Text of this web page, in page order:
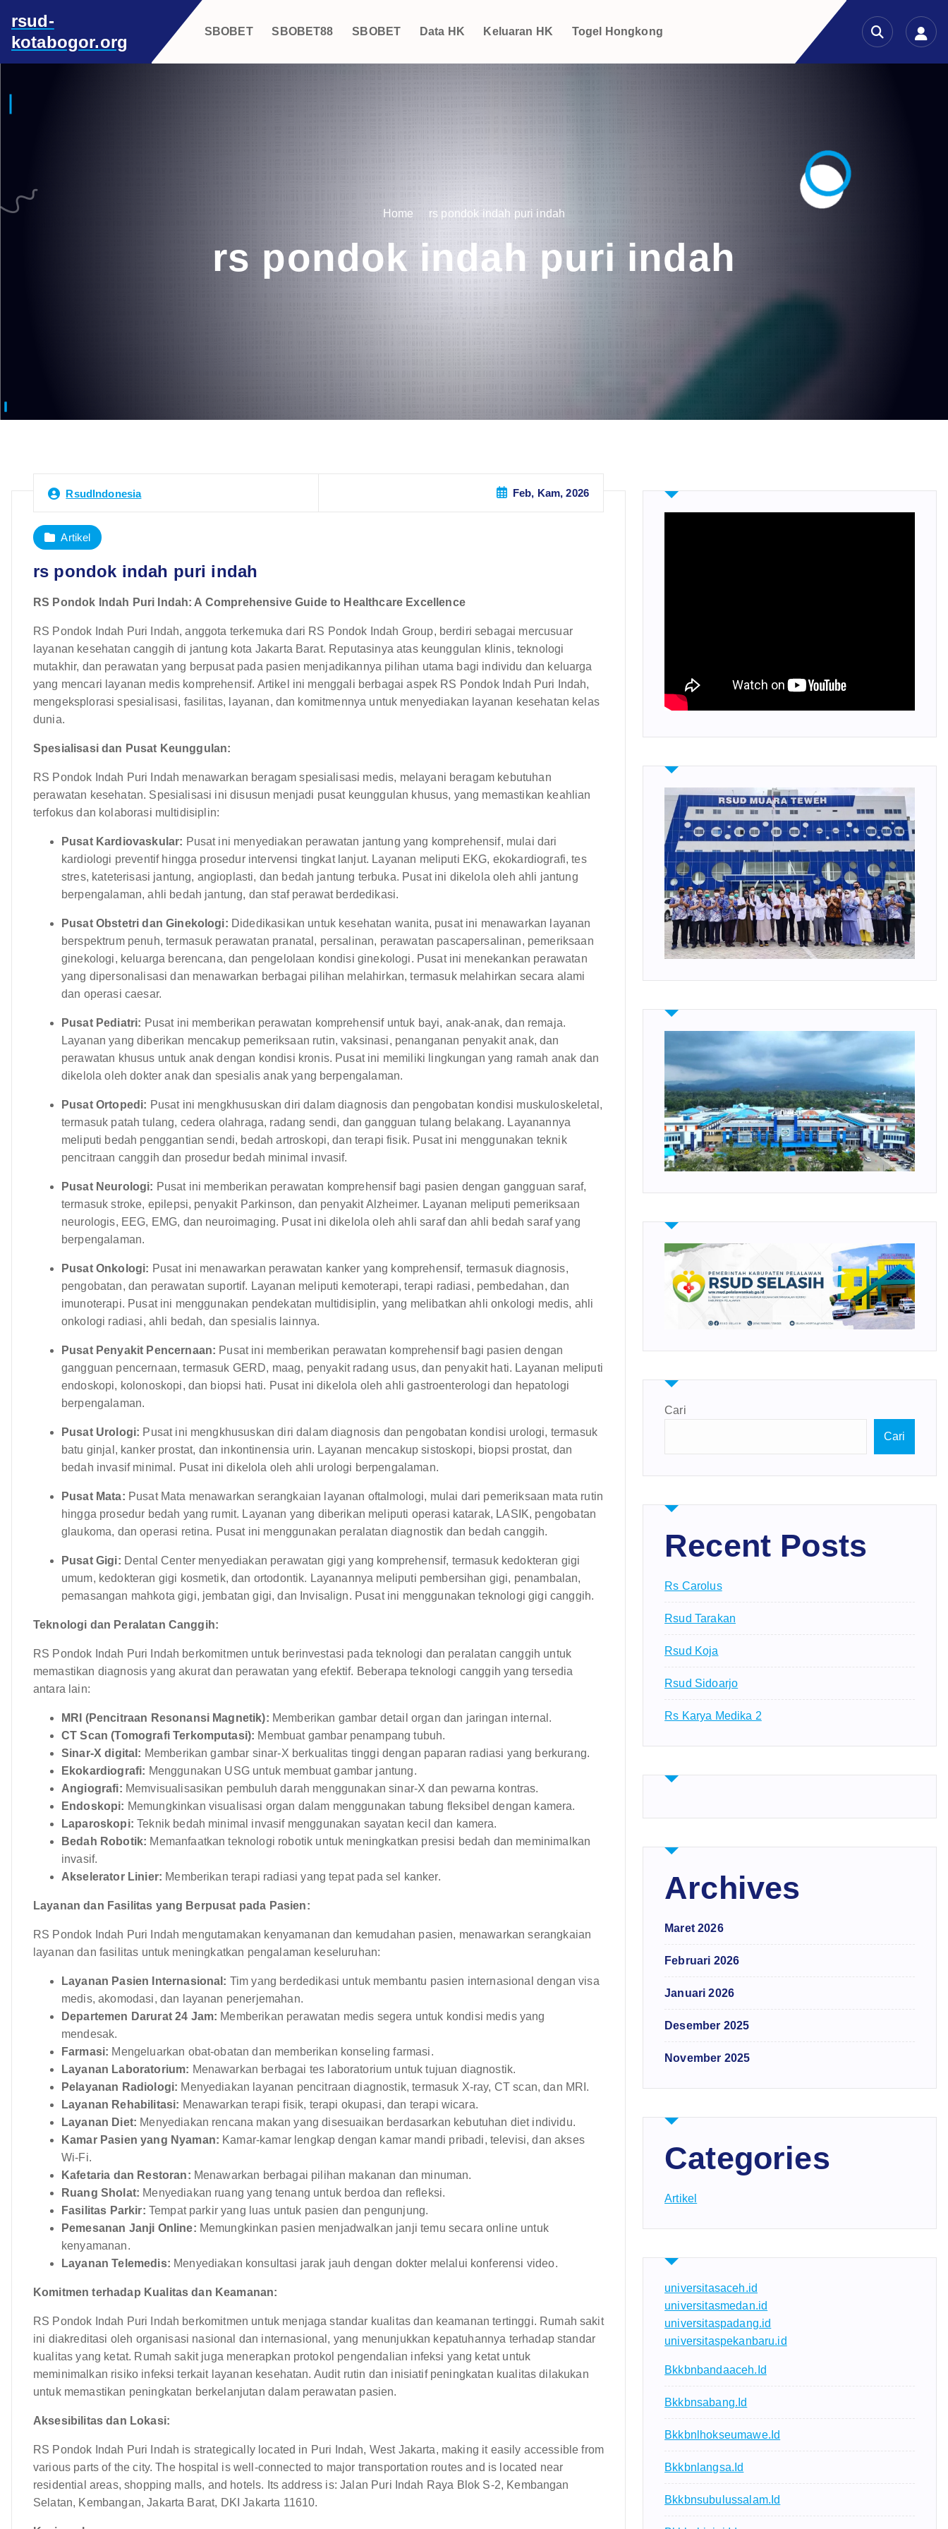
p
rsud-
kotabogor.org
SBOBET SBOBET88 SBOBET Data HK Keluaran HK Togel Hongkong
Home rs pondok indah puri indah
rs pondok indah puri indah
RsudIndonesia Feb, Kam, 2026
Artikel
rs pondok indah puri indah
RS Pondok Indah Puri Indah: A Comprehensive Guide to Healthcare Excellence
RS Pondok Indah Puri Indah, anggota terkemuka dari RS Pondok Indah Group, berdiri sebagai mercusuar
layanan kesehatan canggih di jantung kota Jakarta Barat. Reputasinya atas keunggulan klinis, teknologi
mutakhir, dan perawatan yang berpusat pada pasien menjadikannya pilihan utama bagi individu dan keluarga
yang mencari layanan medis komprehensif. Artikel ini menggali berbagai aspek RS Pondok Indah Puri Indah,
mengeksplorasi spesialisasi, fasilitas, layanan, dan komitmennya untuk menyediakan layanan kesehatan kelas
dunia.
Spesialisasi dan Pusat Keunggulan:
RS Pondok Indah Puri Indah menawarkan beragam spesialisasi medis, melayani beragam kebutuhan
perawatan kesehatan. Spesialisasi ini disusun menjadi pusat keunggulan khusus, yang memastikan keahlian
terfokus dan kolaborasi multidisiplin:
Pusat Kardiovaskular: Pusat ini menyediakan perawatan jantung yang komprehensif, mulai dari
kardiologi preventif hingga prosedur intervensi tingkat lanjut. Layanan meliputi EKG, ekokardiografi, tes
stres, kateterisasi jantung, angioplasti, dan bedah jantung terbuka. Pusat ini dikelola oleh ahli jantung
berpengalaman, ahli bedah jantung, dan staf perawat berdedikasi.
Pusat Obstetri dan Ginekologi: Didedikasikan untuk kesehatan wanita, pusat ini menawarkan layanan
berspektrum penuh, termasuk perawatan pranatal, persalinan, perawatan pascapersalinan, pemeriksaan
ginekologi, keluarga berencana, dan pengelolaan kondisi ginekologi. Pusat ini menekankan perawatan
yang dipersonalisasi dan menawarkan berbagai pilihan melahirkan, termasuk melahirkan secara alami
dan operasi caesar.
Pusat Pediatri: Pusat ini memberikan perawatan komprehensif untuk bayi, anak-anak, dan remaja.
Layanan yang diberikan mencakup pemeriksaan rutin, vaksinasi, penanganan penyakit anak, dan
perawatan khusus untuk anak dengan kondisi kronis. Pusat ini memiliki lingkungan yang ramah anak dan
dikelola oleh dokter anak dan spesialis anak yang berpengalaman.
Pusat Ortopedi: Pusat ini mengkhususkan diri dalam diagnosis dan pengobatan kondisi muskuloskeletal,
termasuk patah tulang, cedera olahraga, radang sendi, dan gangguan tulang belakang. Layanannya
meliputi bedah penggantian sendi, bedah artroskopi, dan terapi fisik. Pusat ini menggunakan teknik
pencitraan canggih dan prosedur bedah minimal invasif.
Pusat Neurologi: Pusat ini memberikan perawatan komprehensif bagi pasien dengan gangguan saraf,
termasuk stroke, epilepsi, penyakit Parkinson, dan penyakit Alzheimer. Layanan meliputi pemeriksaan
neurologis, EEG, EMG, dan neuroimaging. Pusat ini dikelola oleh ahli saraf dan ahli bedah saraf yang
berpengalaman.
Pusat Onkologi: Pusat ini menawarkan perawatan kanker yang komprehensif, termasuk diagnosis,
pengobatan, dan perawatan suportif. Layanan meliputi kemoterapi, terapi radiasi, pembedahan, dan
imunoterapi. Pusat ini menggunakan pendekatan multidisiplin, yang melibatkan ahli onkologi medis, ahli
onkologi radiasi, ahli bedah, dan spesialis lainnya.
Pusat Penyakit Pencernaan: Pusat ini memberikan perawatan komprehensif bagi pasien dengan
gangguan pencernaan, termasuk GERD, maag, penyakit radang usus, dan penyakit hati. Layanan meliputi
endoskopi, kolonoskopi, dan biopsi hati. Pusat ini dikelola oleh ahli gastroenterologi dan hepatologi
berpengalaman.
Pusat Urologi: Pusat ini mengkhususkan diri dalam diagnosis dan pengobatan kondisi urologi, termasuk
batu ginjal, kanker prostat, dan inkontinensia urin. Layanan mencakup sistoskopi, biopsi prostat, dan
bedah invasif minimal. Pusat ini dikelola oleh ahli urologi berpengalaman.
Pusat Mata: Pusat Mata menawarkan serangkaian layanan oftalmologi, mulai dari pemeriksaan mata rutin
hingga prosedur bedah yang rumit. Layanan yang diberikan meliputi operasi katarak, LASIK, pengobatan
glaukoma, dan operasi retina. Pusat ini menggunakan peralatan diagnostik dan bedah canggih.
Pusat Gigi: Dental Center menyediakan perawatan gigi yang komprehensif, termasuk kedokteran gigi
umum, kedokteran gigi kosmetik, dan ortodontik. Layanannya meliputi pembersihan gigi, penambalan,
pemasangan mahkota gigi, jembatan gigi, dan Invisalign. Pusat ini menggunakan teknologi gigi canggih.
Teknologi dan Peralatan Canggih:
RS Pondok Indah Puri Indah berkomitmen untuk berinvestasi pada teknologi dan peralatan canggih untuk
memastikan diagnosis yang akurat dan perawatan yang efektif. Beberapa teknologi canggih yang tersedia
antara lain:
MRI (Pencitraan Resonansi Magnetik): Memberikan gambar detail organ dan jaringan internal.
CT Scan (Tomografi Terkomputasi): Membuat gambar penampang tubuh.
Sinar-X digital: Memberikan gambar sinar-X berkualitas tinggi dengan paparan radiasi yang berkurang.
Ekokardiografi: Menggunakan USG untuk membuat gambar jantung.
Angiografi: Memvisualisasikan pembuluh darah menggunakan sinar-X dan pewarna kontras.
Endoskopi: Memungkinkan visualisasi organ dalam menggunakan tabung fleksibel dengan kamera.
Laparoskopi: Teknik bedah minimal invasif menggunakan sayatan kecil dan kamera.
Bedah Robotik: Memanfaatkan teknologi robotik untuk meningkatkan presisi bedah dan meminimalkan
invasif.
Akselerator Linier: Memberikan terapi radiasi yang tepat pada sel kanker.
Layanan dan Fasilitas yang Berpusat pada Pasien:
RS Pondok Indah Puri Indah mengutamakan kenyamanan dan kemudahan pasien, menawarkan serangkaian
layanan dan fasilitas untuk meningkatkan pengalaman keseluruhan:
Layanan Pasien Internasional: Tim yang berdedikasi untuk membantu pasien internasional dengan visa
medis, akomodasi, dan layanan penerjemahan.
Departemen Darurat 24 Jam: Memberikan perawatan medis segera untuk kondisi medis yang
mendesak.
Farmasi: Mengeluarkan obat-obatan dan memberikan konseling farmasi.
Layanan Laboratorium: Menawarkan berbagai tes laboratorium untuk tujuan diagnostik.
Pelayanan Radiologi: Menyediakan layanan pencitraan diagnostik, termasuk X-ray, CT scan, dan MRI.
Layanan Rehabilitasi: Menawarkan terapi fisik, terapi okupasi, dan terapi wicara.
Layanan Diet: Menyediakan rencana makan yang disesuaikan berdasarkan kebutuhan diet individu.
Kamar Pasien yang Nyaman: Kamar-kamar lengkap dengan kamar mandi pribadi, televisi, dan akses
Wi-Fi.
Kafetaria dan Restoran: Menawarkan berbagai pilihan makanan dan minuman.
Ruang Sholat: Menyediakan ruang yang tenang untuk berdoa dan refleksi.
Fasilitas Parkir: Tempat parkir yang luas untuk pasien dan pengunjung.
Pemesanan Janji Online: Memungkinkan pasien menjadwalkan janji temu secara online untuk
kenyamanan.
Layanan Telemedis: Menyediakan konsultasi jarak jauh dengan dokter melalui konferensi video.
Komitmen terhadap Kualitas dan Keamanan:
RS Pondok Indah Puri Indah berkomitmen untuk menjaga standar kualitas dan keamanan tertinggi. Rumah sakit
ini diakreditasi oleh organisasi nasional dan internasional, yang menunjukkan kepatuhannya terhadap standar
kualitas yang ketat. Rumah sakit juga menerapkan protokol pengendalian infeksi yang ketat untuk
meminimalkan risiko infeksi terkait layanan kesehatan. Audit rutin dan inisiatif peningkatan kualitas dilakukan
untuk memastikan peningkatan berkelanjutan dalam perawatan pasien.
Aksesibilitas dan Lokasi:
RS Pondok Indah Puri Indah is strategically located in Puri Indah, West Jakarta, making it easily accessible from
various parts of the city. The hospital is well-connected to major transportation routes and is located near
residential areas, shopping malls, and hotels. Its address is: Jalan Puri Indah Raya Blok S-2, Kembangan
Selatan, Kembangan, Jakarta Barat, DKI Jakarta 11610.
Cari
Cari
Recent Posts
Rs Carolus
Rsud Tarakan
Rsud Koja
Rsud Sidoarjo
Rs Karya Medika 2
Archives
Maret 2026
Februari 2026
Januari 2026
Desember 2025
November 2025
Categories
Artikel
universitasaceh.id
universitasmedan.id
universitaspadang.id
universitaspekanbaru.id
Bkkbnbandaaceh.id
Bkkbnsabang.id
Bkkbnlhokseumawe.id
Bkkbnlangsa.id
Bkkbnsubulussalam.id